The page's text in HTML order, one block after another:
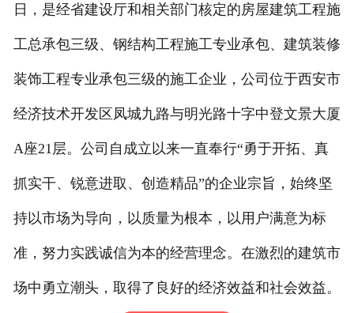
日，是经省建设厅和相关部门核定的房屋建筑工程施
工总承包三级、钢结构工程施工专业承包、建筑装修
装饰工程专业承包三级的施工企业，公司位于西安市
经济技术开发区凤城九路与明光路十字中登文景大厦
A座21层。公司自成立以来一直奉行“勇于开拓、真
抓实干、锐意进取、创造精品”的企业宗旨，始终坚
持以市场为导向，以质量为根本，以用户满意为标
准，努力实践诚信为本的经营理念。在激烈的建筑市
场中勇立潮头，取得了良好的经济效益和社会效益。